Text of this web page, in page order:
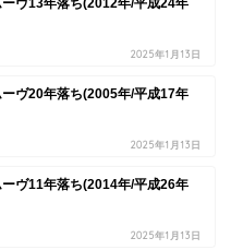
ヴ13年落ち(2012年/平成24年
2025年1月13日
ヴ20年落ち(2005年/平成17年
2025年1月13日
ヴ11年落ち(2014年/平成26年
2025年1月13日